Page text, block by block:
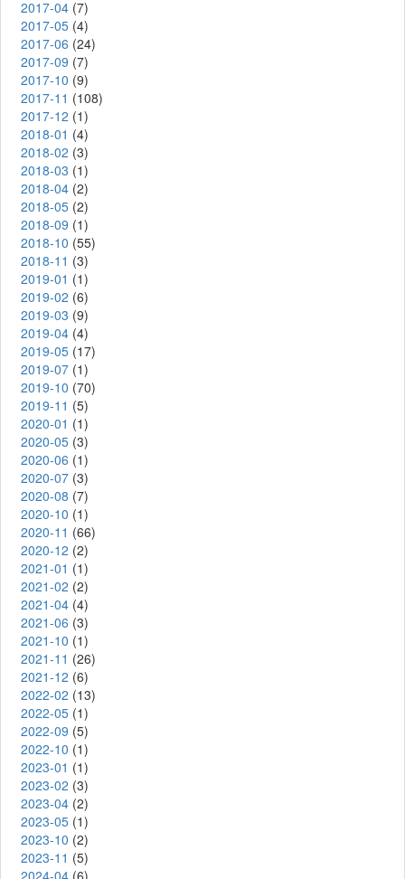
2017-04 (7)
2017-05 (4)
2017-06 (24)
2017-09 (7)
2017-10 (9)
2017-11 (108)
2017-12 (1)
2018-01 (4)
2018-02 (3)
2018-03 (1)
2018-04 (2)
2018-05 (2)
2018-09 (1)
2018-10 (55)
2018-11 (3)
2019-01 (1)
2019-02 (6)
2019-03 (9)
2019-04 (4)
2019-05 (17)
2019-07 (1)
2019-10 (70)
2019-11 (5)
2020-01 (1)
2020-05 (3)
2020-06 (1)
2020-07 (3)
2020-08 (7)
2020-10 (1)
2020-11 (66)
2020-12 (2)
2021-01 (1)
2021-02 (2)
2021-04 (4)
2021-06 (3)
2021-10 (1)
2021-11 (26)
2021-12 (6)
2022-02 (13)
2022-05 (1)
2022-09 (5)
2022-10 (1)
2023-01 (1)
2023-02 (3)
2023-04 (2)
2023-05 (1)
2023-10 (2)
2023-11 (5)
2024-04 (6)